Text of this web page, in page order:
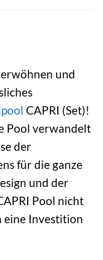
und
CAPRI (Set)!
Pool verwandelt
der
für die ganze
und der
Pool nicht
eine Investition